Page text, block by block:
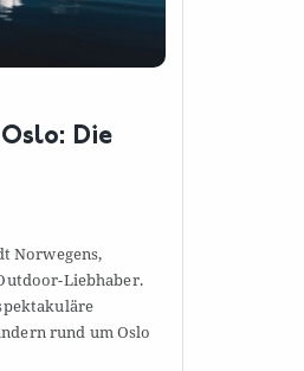
Die
Norwegens,
Liebhaber.
rund um Oslo